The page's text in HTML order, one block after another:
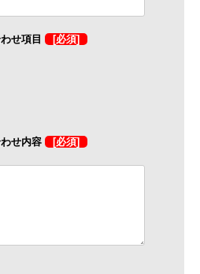
せ項目 [必須]
せ内容 [必須]